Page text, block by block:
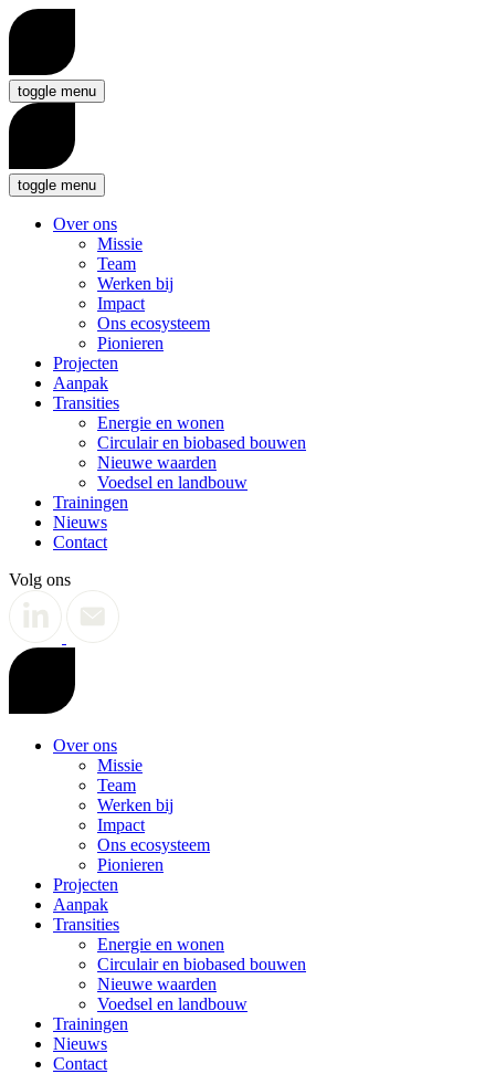
toggle menu
toggle menu
Over ons
Missie
Team
Werken bij
Impact
Ons ecosysteem
Pionieren
Projecten
Aanpak
Transities
Energie en wonen
Circulair en biobased bouwen
Nieuwe waarden
Voedsel en landbouw
Trainingen
Nieuws
Contact
Volg ons
Over ons
Missie
Team
Werken bij
Impact
Ons ecosysteem
Pionieren
Projecten
Aanpak
Transities
Energie en wonen
Circulair en biobased bouwen
Nieuwe waarden
Voedsel en landbouw
Trainingen
Nieuws
Contact